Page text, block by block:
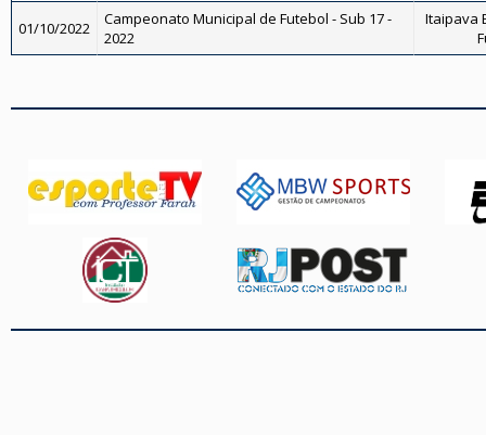
01/10/2022
Campeonato Municipal de Futebol - Sub 17 -
2022
Itaipava